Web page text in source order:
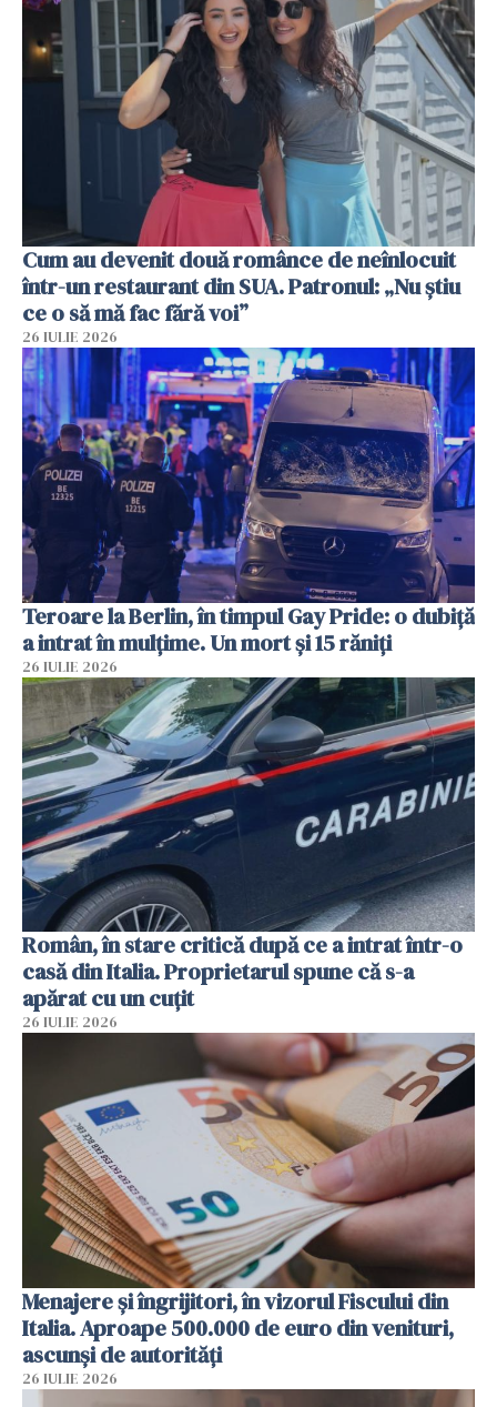
Cum au devenit două românce de neînlocuit
într-un restaurant din SUA. Patronul: „Nu știu
ce o să mă fac fără voi”
26 IULIE 2026
Teroare la Berlin, în timpul Gay Pride: o dubiță
a intrat în mulțime. Un mort și 15 răniți
26 IULIE 2026
Român, în stare critică după ce a intrat într-o
casă din Italia. Proprietarul spune că s-a
apărat cu un cuțit
26 IULIE 2026
Menajere și îngrijitori, în vizorul Fiscului din
Italia. Aproape 500.000 de euro din venituri,
ascunși de autorități
26 IULIE 2026